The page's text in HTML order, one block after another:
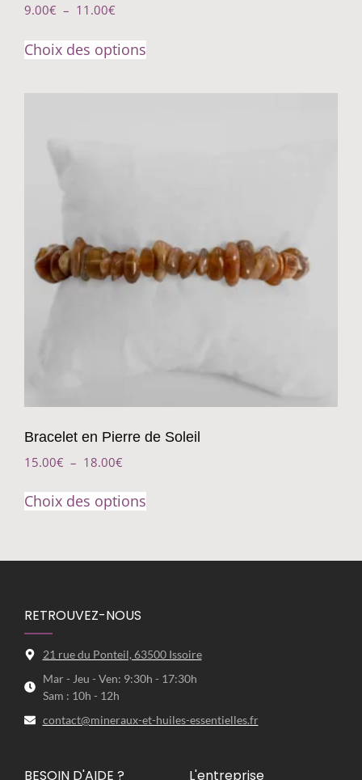
9.00€ – 11.00€
Choix des options
Bracelet en Pierre de Soleil
15.00€ – 18.00€
Choix des options
RETROUVEZ-NOUS
21 rue du Ponteil, 63500 Issoire
Mar - Jeu - Ven: 9:30h - 17:30h
Sam : 10h - 12h
contact@mineraux-et-huiles-essentielles.fr
BESOIN D'AIDE ? L'entreprise